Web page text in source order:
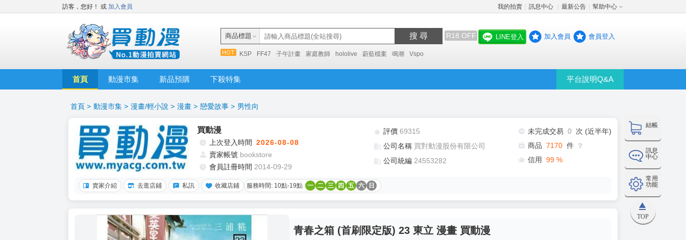
訪客，您好！ 或 加入會員 我的拍賣 訊息中心 最新公告 幫助中心
商品標題 搜 尋 R18 OFF
KSP FF47 子午計畫 家庭教師 hololive 蔚藍檔案 鳴潮 Vspo
LINE登入 加入會員 會員登入
首頁 動漫市集 新品預購 下殺特集 平台說明Q&A
結帳
訊息
中心
常用
功能
TOP
首頁 > 動漫市集 > 漫畫/輕小說 > 漫畫 > 戀愛故事 > 男性向
買動漫
上次登入時間 2026-08-08
賣家帳號 bookstore
會員註冊時間 2014-09-29
評價 69315
公司名稱 買對動漫股份有限公司
公司統編 24553282
未完成交易 0
次 (近半年)
商品 7170 件 ❔
信用 99 %
賣家介紹 去逛店鋪 私訊 收藏店鋪 服務時間: 10點-19點 一 二 三 四 五 六 日
青春之箱 (首刷限定版) 23 東立 漫畫 買動漫